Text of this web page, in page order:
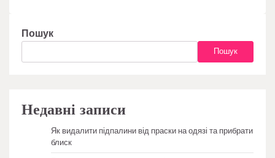
Пошук
Пошук
Недавні записи
Як видалити підпалини від праски на одязі та прибрати
блиск